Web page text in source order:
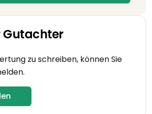
Gutachter
zu schreiben, können Sie